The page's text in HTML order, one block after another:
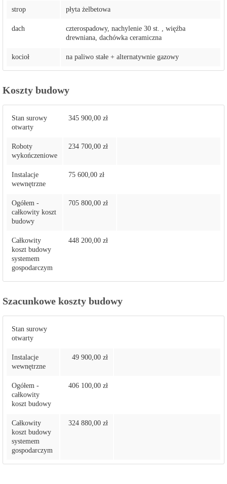
strop płyta żelbetowa
dach
czterospadowy, nachylenie 30 st. , więźba
drewniana, dachówka ceramiczna
kocioł na paliwo stałe + alternatywnie gazowy
Koszty budowy
Stan surowy
otwarty
345 900,00 zł
Roboty
wykończeniowe
234 700,00 zł
Instalacje
wewnętrzne
75 600,00 zł
Ogółem -
całkowity koszt
budowy
705 800,00 zł
Całkowity
koszt budowy
systemem
gospodarczym
448 200,00 zł
Szacunkowe koszty budowy
Stan surowy
otwarty
Instalacje
wewnętrzne
49 900,00 zł
Ogółem -
całkowity
koszt budowy
406 100,00 zł
Całkowity
koszt budowy
systemem
gospodarczym
324 880,00 zł